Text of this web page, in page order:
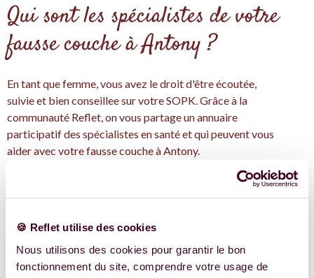
🍪 Reflet utilise des cookies
Nous utilisons des cookies pour garantir le bon
fonctionnement du site, comprendre votre usage de
Qui sont les spécialistes de votre
fausse couche à Antony ?
En tant que femme, vous avez le droit d'être écoutée,
suivie et bien conseillee sur votre SOPK. Grâce à la
communauté Reflet, on vous partage un annuaire
participatif des spécialistes en santé et qui peuvent vous
aider avec votre fausse couche à Antony.
On pense qu'un bon accompagnement, avec les bonnes
informations et les bonne personnes, c'est idéales pour
traiter votre santé de manière intégrative pour la fausse
Avec Reflet, trouver les expertes en fausse couche près de
chez vous à Antony et en Île-de-France, et découvrez
leurs conseils adaptés à votre situation.